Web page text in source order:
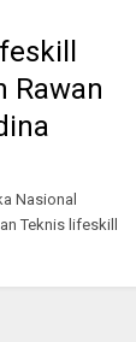
Rawan
Nasional
Teknis lifeskill